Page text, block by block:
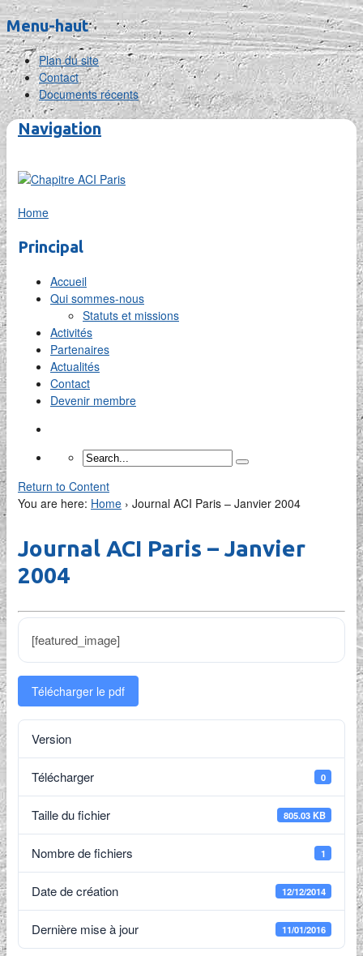
Menu-haut
Plan du site
Contact
Documents récents
Navigation
Home
Principal
Accueil
Qui sommes-nous
Statuts et missions
Activités
Partenaires
Actualités
Contact
Devenir membre
Return to Content
You are here: Home › Journal ACI Paris – Janvier 2004
Journal ACI Paris – Janvier
2004
[featured_image]
Télécharger le pdf
Version
Télécharger 0
Taille du fichier 805.03 KB
Nombre de fichiers 1
Date de création 12/12/2014
Dernière mise à jour 11/01/2016